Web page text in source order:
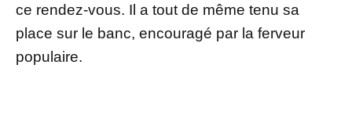
ce rendez-vous. Il a tout de même tenu sa
place sur le banc, encouragé par la ferveur
populaire.